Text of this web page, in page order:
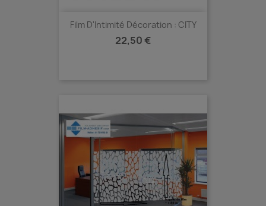
Film D'Intimité Décoration : CITY
Prix
22,50 €